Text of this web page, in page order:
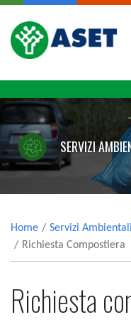
SERVIZI
Home Servizi Ambientali
Richiesta Compostiera
Richiesta